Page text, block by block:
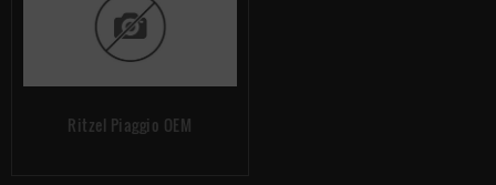
Ritzel Piaggio OEM